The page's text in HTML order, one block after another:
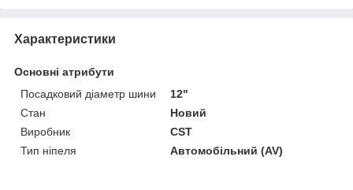
Характеристики
Основні атрибути
Посадковий діаметр шини
12"
Стан
Новий
Виробник
CST
Тип ніпеля
Автомобільний (AV)